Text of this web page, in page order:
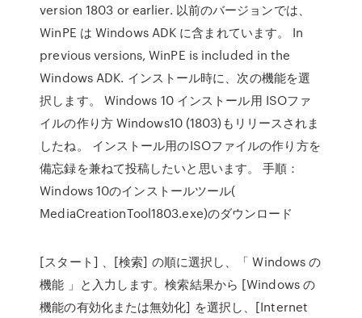
version 1803 or earlier. 以前のバージョンでは、
WinPE は Windows ADK に含まれています。 In
previous versions, WinPE is included in the
Windows ADK. インストール時に、次の機能を選
択します。 Windows 10 インストール用 ISOファ
イルの作り方 Windows10 (1803)もリリースされま
したね。 インストール用のISOファイルの作り方を
備忘録を兼ねて投稿したいと思います。 手順：
Windows 10のインストールツール(
MediaCreationTool1803.exe)のダウンロード
[スタート] 、[検索] の順に選択し、「 Windows の
機能 」と入力します。検索結果から [Windows の
機能の有効化または無効化] を選択し、[Internet